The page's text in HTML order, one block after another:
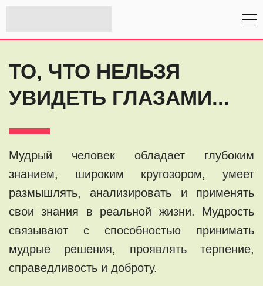
ТО, ЧТО НЕЛЬЗЯ
УВИДЕТЬ ГЛАЗАМИ...
Мудрый человек обладает глубоким
знанием, широким кругозором, умеет
размышлять, анализировать и применять
свои знания в реальной жизни. Мудрость
связывают с способностью принимать
мудрые решения, проявлять терпение,
справедливость и доброту.